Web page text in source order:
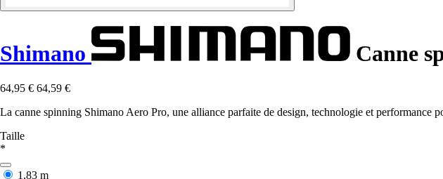
Shimano Canne
64,95 € 64,59 €
La canne spinning Shimano Aero Pro, une alliance parfaite de design, technologie et performance
Taille
*
1,83 m